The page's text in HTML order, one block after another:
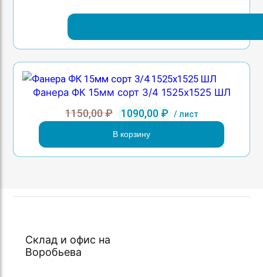
Фанера ФК 15мм сорт 3/4 1525х1525 ШЛ
1150,00₽
Первоначальная
цена
составляла
1150,00 ₽.
1090,00 ₽
Текущая
цена:
/ лист
В корзину
Склад и офис на
Воробьева